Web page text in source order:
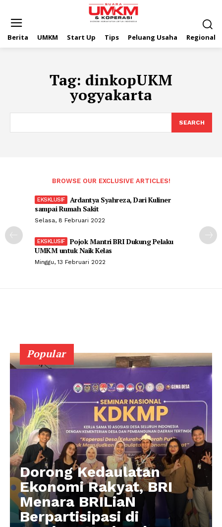
Berita UMKM Start Up Tips Peluang Usaha Regional
Tag: dinkopUKM
yogyakarta
SEARCH
BROWSE OUR EXCLUSIVE ARTICLES!
Ardantya Syahreza, Dari Kuliner
sampai Rumah Sakit
Selasa, 8 Februari 2022
Pojok Mantri BRI Dukung Pelaku
UMKM untuk Naik Kelas
Minggu, 13 Februari 2022
Popular
Dorong Kedaulatan
Ekonomi Rakyat, BRI
Menara BRILiaN
Berpartisipasi di